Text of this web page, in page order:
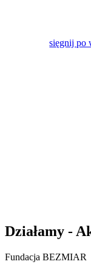
sięgnij po
Działamy -
Fundacja BEZMIAR